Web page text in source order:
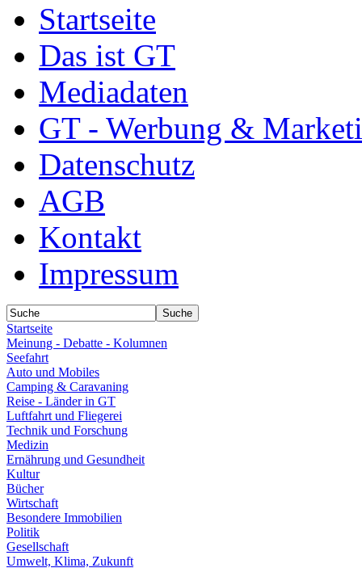
Startseite
Das ist GT
Mediadaten
GT - Werbung &
Datenschutz
AGB
Kontakt
Impressum
Startseite
Meinung - Debatte - Kolumnen
Seefahrt
Auto und Mobiles
Camping & Caravaning
Reise - Länder in GT
Luftfahrt und Fliegerei
Technik und Forschung
Medizin
Ernährung und Gesundheit
Kultur
Bücher
Wirtschaft
Besondere Immobilien
Politik
Gesellschaft
Umwelt, Klima, Zukunft